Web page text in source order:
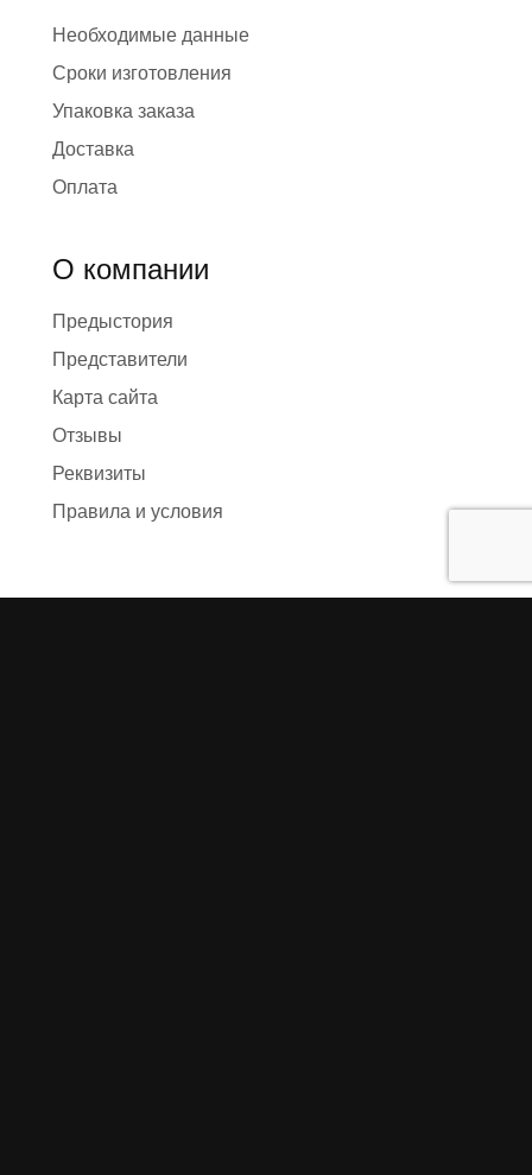
Необходимые данные
Сроки изготовления
Упаковка заказа
Доставка
Оплата
О компании
Предыстория
Представители
Карта сайта
Отзывы
Реквизиты
Правила и условия